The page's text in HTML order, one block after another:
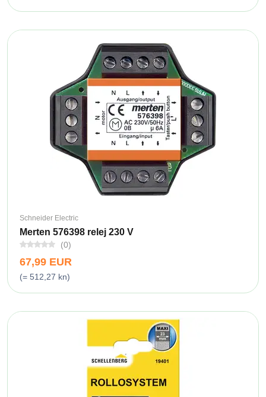
Schneider Electric
Merten 576398 relej 230 V
(0)
67,99 EUR
(= 512,27 kn)